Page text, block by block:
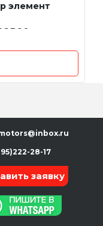
элемент
28-17
заявку